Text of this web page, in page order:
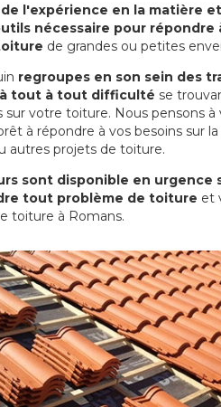
de l'expérience en la matière
nécessaire pour répondre
de grandes ou petites
regroupes en son sein des
tout à tout difficulté se
sur votre toiture. Nous pensons
à répondre à vos besoins sur la
autres projets de toiture.
sont disponible en urgence
tout problème de toiture et
toiture à Romans.